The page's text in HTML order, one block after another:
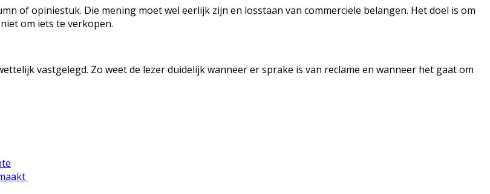
of opiniestuk. Die mening moet wel eerlijk zijn en losstaan van commerciële belangen. Het doel is om
om iets te verkopen.
vastgelegd. Zo weet de lezer duidelijk wanneer er sprake is van reclame en wanneer het gaat om